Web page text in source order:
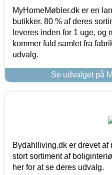
MyHomeMøbler.dk er en
butikker. 80 % af deres
leveres inden for 1 uge, og
kommer fuld samlet fra
udvalg.
Se udvalget på
Bydahlliving.dk er drevet af
stort sortiment af
her for at se deres udvalg.